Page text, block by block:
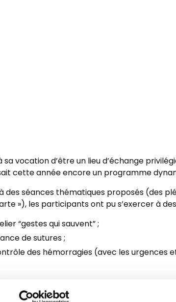
sa vocation d’être un lieu d’échange
cette année encore un programme
des séances thématiques proposés (des
»), les participants ont pu s’exercer à
“gestes qui sauvent” ;
de sutures ;
des hémorragies (avec les urgences